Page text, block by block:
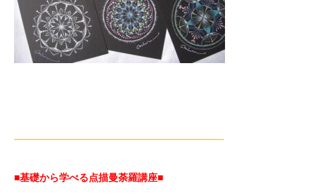
—————————————————————-
■基礎から学べる点描曼荼羅講座■